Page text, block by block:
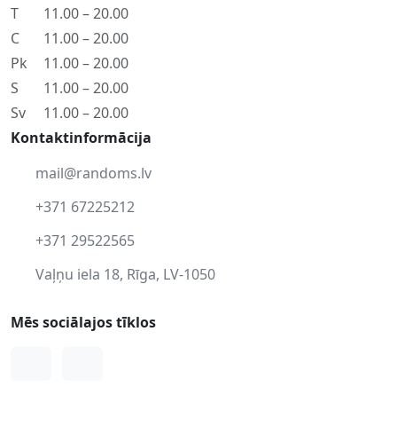
T
11.00 – 20.00
C
11.00 – 20.00
Pk
11.00 – 20.00
S
11.00 – 20.00
Sv
11.00 – 20.00
Kontaktinformācija
mail@randoms.lv
+371 67225212
+371 29522565
Vaļņu iela 18, Rīga, LV-1050
Mēs sociālajos tīklos